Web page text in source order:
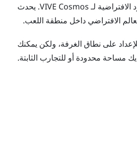
الافتراضية لـVIVE Cosmos. يحدث
الافتراضي داخل منطقة اللعب.
على نطاق الغرفة، ولكن يمكنك
مساحة محدودة أو للتجارب الثابتة.